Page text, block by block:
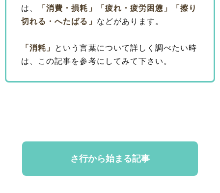
は、
「消費・損耗」 「疲れ・疲労困憊」
「擦り
切れる・へたばる」 などがあります。
「消耗」
という言葉について詳しく調べたい時
は、この記事を参考にしてみて下さい。
さ行から始まる記事